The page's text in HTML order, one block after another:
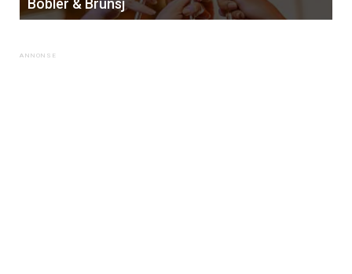
Bobler & Brunsj